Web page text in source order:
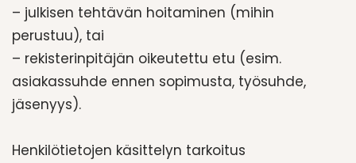
– julkisen tehtävän hoitaminen (mihin
perustuu), tai
– rekisterinpitäjän oikeutettu etu (esim.
asiakassuhde ennen sopimusta, työsuhde,
jäsenyys).
Henkilötietojen käsittelyn tarkoitus